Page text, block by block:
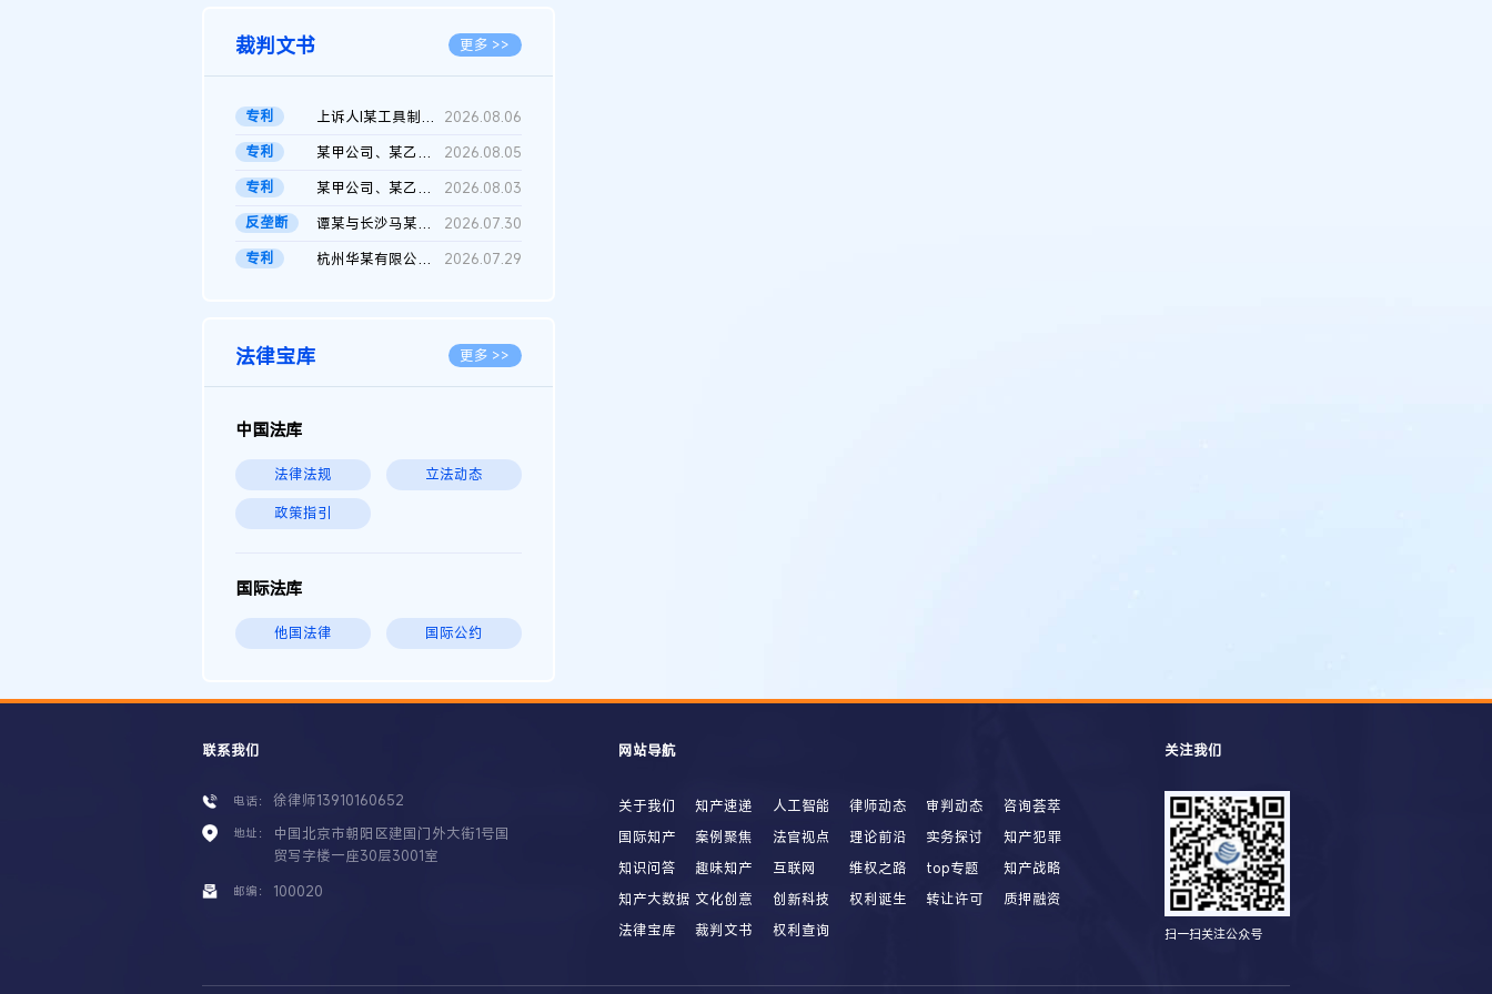
裁判文书 更多 >>
专利 上诉人I某工具制品有限公司与被上诉人程某及一审被告中华人民共和...
2026.08.06
专利
某甲公司、某乙公司、某丙公司申请诉前行为保全复议裁定书
2026.08.05
专利
某甲公司、某乙公司、官某与某丙公司专利申请权权属纠纷 二审判决...
2026.08.03
反垄断
谭某与长沙马某堆农产品股份有限公司滥用市场支配地位纠纷二审裁...
2026.07.30
专利
杭州华某有限公司与菲某有限公司侵害发明专利权纠纷 2026.07.29
法律宝库 更多 >>
中国法库
法律法规 立法动态
政策指引
国际法库
他国法律 国际公约
联系我们
电话： 徐律师13910160652
地址：
中国北京市朝阳区建国门外大街1号国
贸写字楼一座30层3001室
邮编： 100020
网站导航
关于我们 知产速递 人工智能 律师动态 审判动态
咨询荟萃
国际知产
案例聚焦 法官视点 理论前沿 实务探讨
知产犯罪
知识问答
趣味知产 互联网 维权之路 top专题
知产战略
知产大数据 文化创意 创新科技 权利诞生 转让许可
质押融资
法律宝库
裁判文书 权利查询
关注我们
扫一扫关注公众号